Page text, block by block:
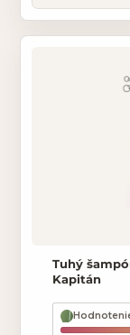
Tuhý
Kapitán